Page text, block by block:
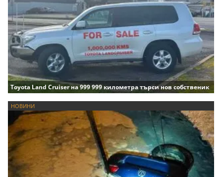
Toyota Land Cruiser на 999 999 километра търси нов собственик
НОВИНИ